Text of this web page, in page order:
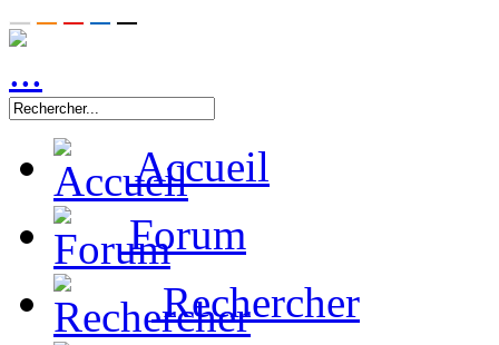
Accueil
Forum
Rechercher